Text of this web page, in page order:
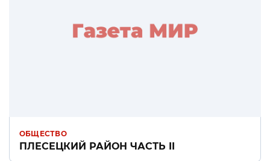
ОБЩЕСТВО
ПЛЕСЕЦКИЙ РАЙОН ЧАСТЬ II